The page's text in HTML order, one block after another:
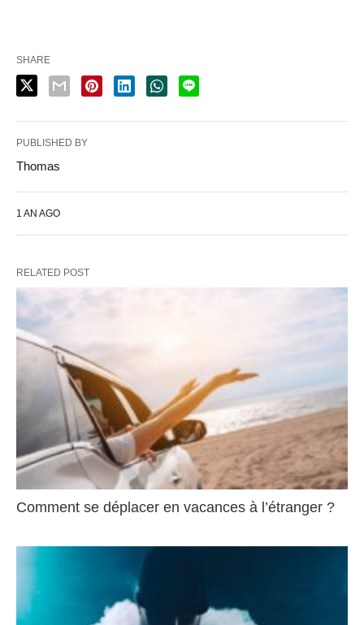
SHARE
PUBLISHED BY
Thomas
1 AN AGO
RELATED POST
Comment se déplacer en vacances à l’étranger ?